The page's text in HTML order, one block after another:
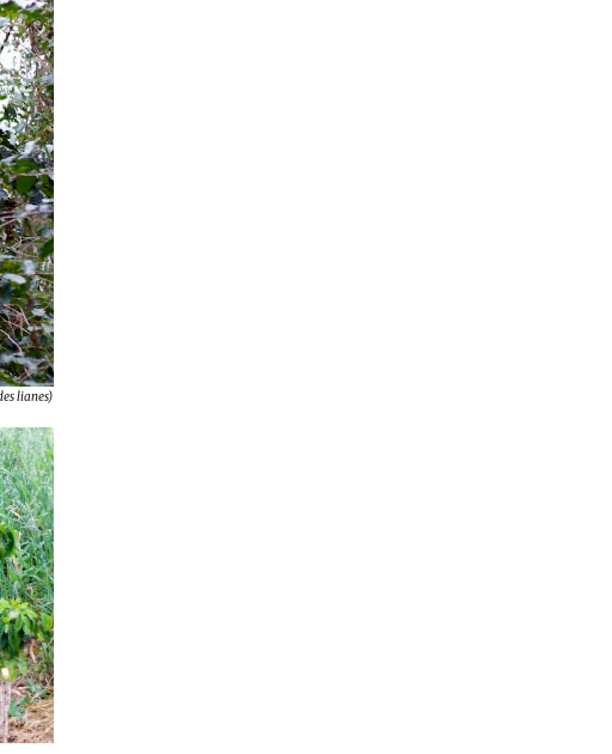
lianes)